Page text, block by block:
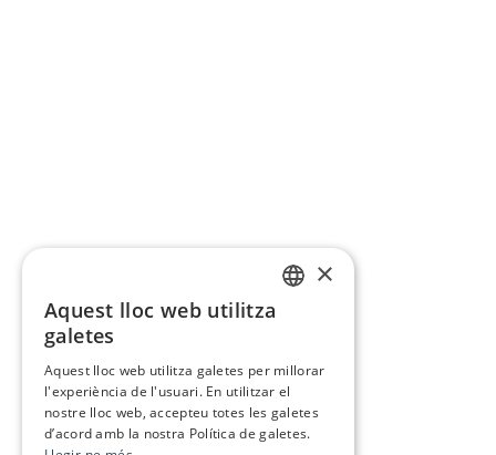
×
Aquest lloc web utilitza
galetes
Aquest lloc web utilitza galetes per millorar
l'experiència de l'usuari. En utilitzar el
nostre lloc web, accepteu totes les galetes
d’acord amb la nostra Política de galetes.